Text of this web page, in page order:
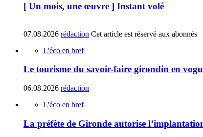
[ Un mois, une œuvre ] Instant volé
07.08.2026 rédaction Cet article est réservé aux abonnés
L'éco en bref
Le tourisme du savoir-faire girondin en
06.08.2026 rédaction
L'éco en bref
La préfète de Gironde autorise